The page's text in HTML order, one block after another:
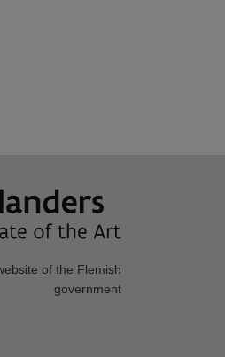
of the Flemish
government